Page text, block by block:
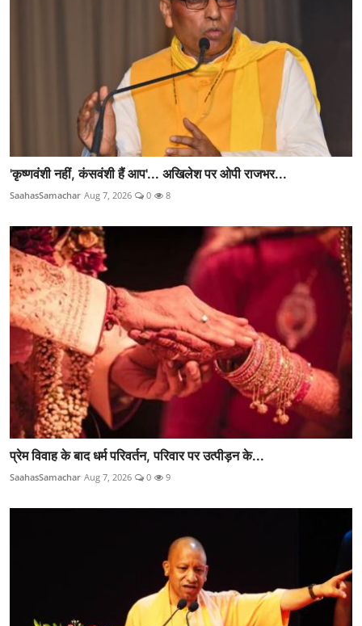
'कृष्णवंशी नहीं, कंसवंशी हैं आप'... अखिलेश पर ओपी राजभर...
SaahasSamachar Aug 7, 2026 0 8
प्रेम विवाह के बाद धर्म परिवर्तन, परिवार पर उत्पीड़न के...
SaahasSamachar Aug 7, 2026 0 9